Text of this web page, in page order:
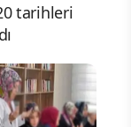
tarihleri